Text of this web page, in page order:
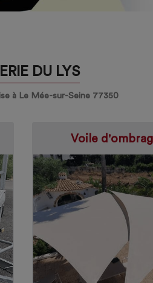
DU LYS
à Le Mée-sur-Seine 77350
Voile